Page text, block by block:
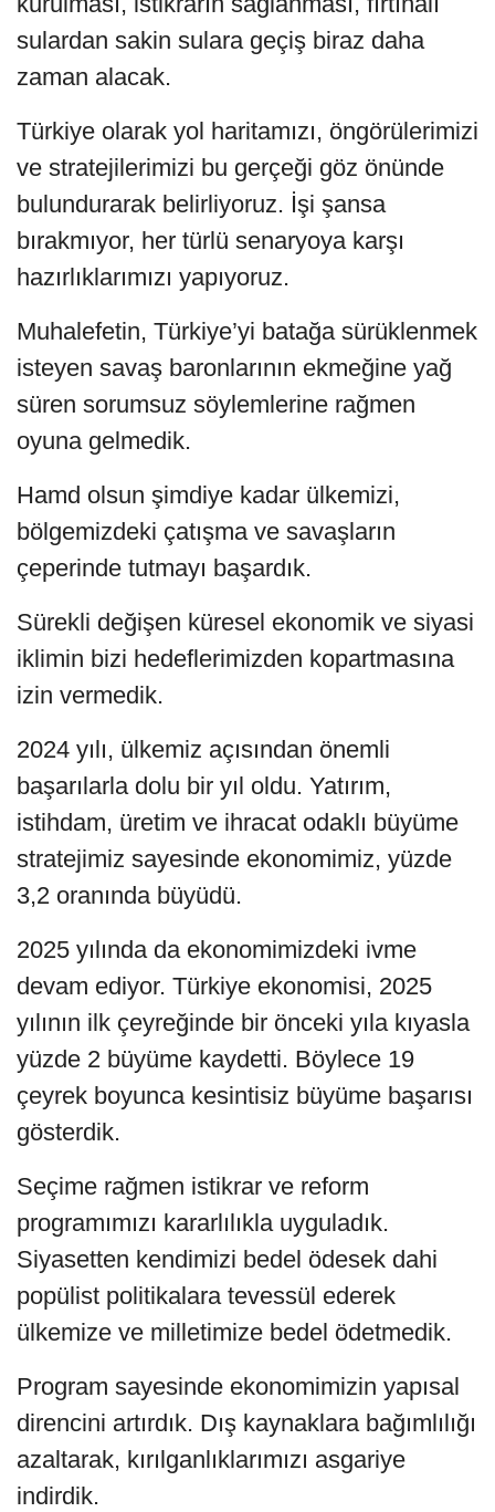
sulardan sakin sulara geçiş biraz daha
zaman alacak.
Türkiye olarak yol haritamızı, öngörülerimizi
ve stratejilerimizi bu gerçeği göz önünde
bulundurarak belirliyoruz. İşi şansa
bırakmıyor, her türlü senaryoya karşı
hazırlıklarımızı yapıyoruz.
Muhalefetin, Türkiye’yi batağa sürüklenmek
isteyen savaş baronlarının ekmeğine yağ
süren sorumsuz söylemlerine rağmen
oyuna gelmedik.
Hamd olsun şimdiye kadar ülkemizi,
bölgemizdeki çatışma ve savaşların
çeperinde tutmayı başardık.
Sürekli değişen küresel ekonomik ve siyasi
iklimin bizi hedeflerimizden kopartmasına
izin vermedik.
2024 yılı, ülkemiz açısından önemli
başarılarla dolu bir yıl oldu. Yatırım,
istihdam, üretim ve ihracat odaklı büyüme
stratejimiz sayesinde ekonomimiz, yüzde
3,2 oranında büyüdü.
2025 yılında da ekonomimizdeki ivme
devam ediyor. Türkiye ekonomisi, 2025
yılının ilk çeyreğinde bir önceki yıla kıyasla
yüzde 2 büyüme kaydetti. Böylece 19
çeyrek boyunca kesintisiz büyüme başarısı
gösterdik.
Seçime rağmen istikrar ve reform
programımızı kararlılıkla uyguladık.
Siyasetten kendimizi bedel ödesek dahi
popülist politikalara tevessül ederek
ülkemize ve milletimize bedel ödetmedik.
Program sayesinde ekonomimizin yapısal
direncini artırdık. Dış kaynaklara bağımlılığı
azaltarak, kırılganlıklarımızı asgariye
indirdik.